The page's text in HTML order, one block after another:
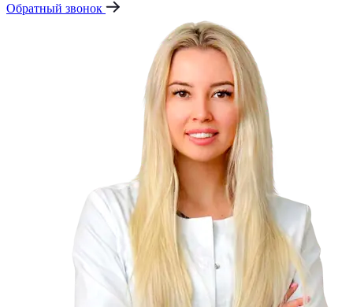
Обратный звонок